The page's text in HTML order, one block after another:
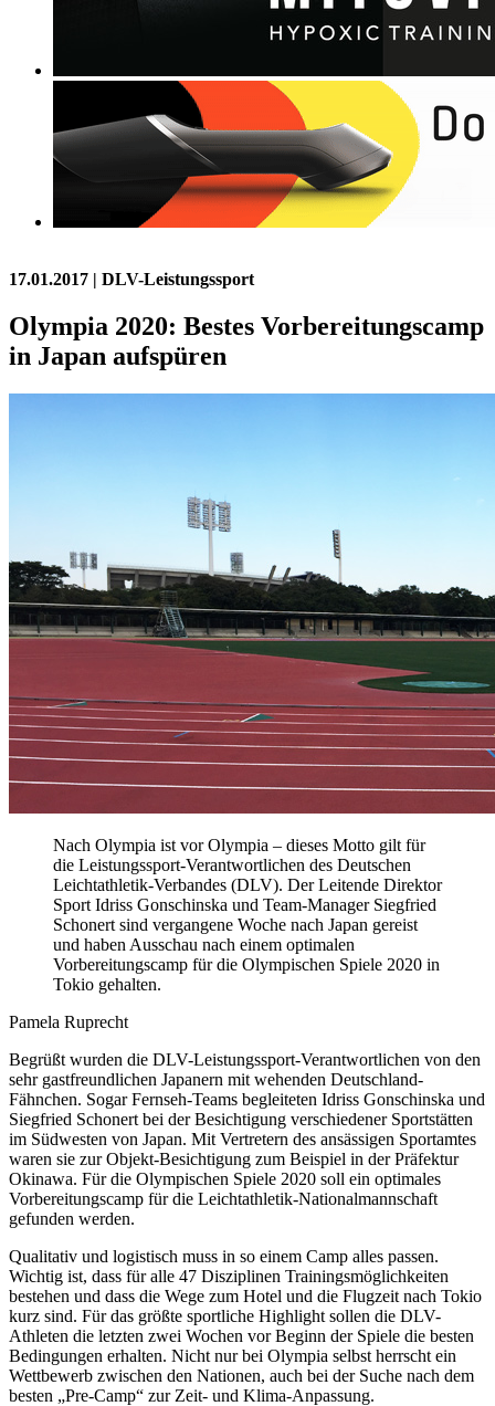
17.01.2017 | DLV-Leistungssport
Olympia 2020: Bestes Vorbereitungscamp
in Japan aufspüren
Nach Olympia ist vor Olympia – dieses Motto gilt für
die Leistungssport-Verantwortlichen des Deutschen
Leichtathletik-Verbandes (DLV). Der Leitende Direktor
Sport Idriss Gonschinska und Team-Manager Siegfried
Schonert sind vergangene Woche nach Japan gereist
und haben Ausschau nach einem optimalen
Vorbereitungscamp für die Olympischen Spiele 2020 in
Tokio gehalten.
Pamela Ruprecht
Begrüßt wurden die DLV-Leistungssport-Verantwortlichen von den
sehr gastfreundlichen Japanern mit wehenden Deutschland-
Fähnchen. Sogar Fernseh-Teams begleiteten Idriss Gonschinska und
Siegfried Schonert bei der Besichtigung verschiedener Sportstätten
im Südwesten von Japan. Mit Vertretern des ansässigen Sportamtes
waren sie zur Objekt-Besichtigung zum Beispiel in der Präfektur
Okinawa. Für die Olympischen Spiele 2020 soll ein optimales
Vorbereitungscamp für die Leichtathletik-Nationalmannschaft
gefunden werden.
Qualitativ und logistisch muss in so einem Camp alles passen.
Wichtig ist, dass für alle 47 Disziplinen Trainingsmöglichkeiten
bestehen und dass die Wege zum Hotel und die Flugzeit nach Tokio
kurz sind. Für das größte sportliche Highlight sollen die DLV-
Athleten die letzten zwei Wochen vor Beginn der Spiele die besten
Bedingungen erhalten. Nicht nur bei Olympia selbst herrscht ein
Wettbewerb zwischen den Nationen, auch bei der Suche nach dem
besten „Pre-Camp“ zur Zeit- und Klima-Anpassung.